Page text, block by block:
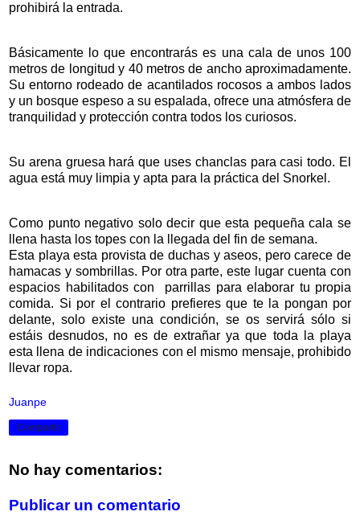
prohibirá la entrada.
Básicamente lo que encontrarás es una cala de unos 100
metros de longitud y 40 metros de ancho aproximadamente.
Su entorno rodeado de acantilados rocosos a ambos lados
y un bosque espeso a su espalada, ofrece una atmósfera de
tranquilidad y protección contra todos los curiosos.
Su arena gruesa hará que uses chanclas para casi todo. El
agua está muy limpia y apta para la práctica del Snorkel.
Como punto negativo solo decir que esta pequeña cala se
llena hasta los topes con la llegada del fin de semana.
Esta playa esta provista de duchas y aseos, pero carece de
hamacas y sombrillas. Por otra parte, este lugar cuenta con
espacios habilitados con parrillas para elaborar tu propia
comida. Si por el contrario prefieres que te la pongan por
delante, solo existe una condición, se os servirá sólo si
estáis desnudos, no es de extrañar ya que toda la playa
esta llena de indicaciones con el mismo mensaje, prohibido
llevar ropa.
Juanpe
Compartir
No hay comentarios:
Publicar un comentario